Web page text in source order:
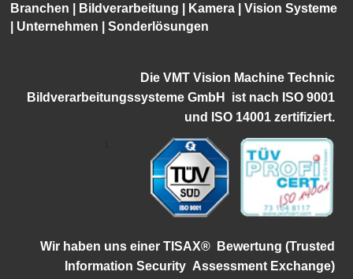
Branchen Bildverarbeitung Kamera |Vision Systeme
Unternehmen |Sonderlösungen
Die VMT Vision Machine Technic
Bildverarbeitungssysteme GmbH istnach ISO 9001
und ISO 14001 zertifiziert.
Wir haben uns einer TISAX®
Bewertung (Trusted
Information Security Assessment Exchange)